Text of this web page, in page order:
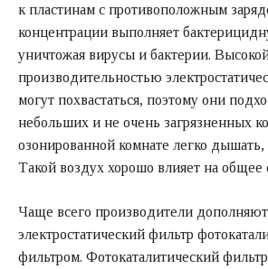
к пластинам с противоположным
концентрации выполняет
уничтожая вирусы и бактерии.
производительностью
могут похвастаться, поэтому они
небольших и не очень загрязненных
озонированной комнате легко
Такой воздух хорошо влияет на общее
Чаще всего производители дополняют
электростатический фильтр
фильтром. Фотокаталитический